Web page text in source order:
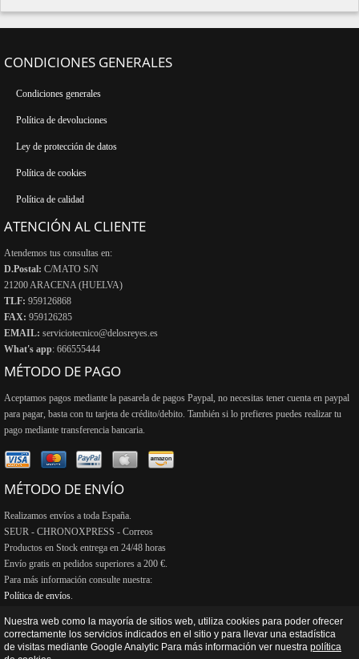
CONDICIONES GENERALES
Condiciones generales
Política de devoluciones
Ley de protección de datos
Política de cookies
Política de calidad
ATENCIÓN AL CLIENTE
Atendemos tus consultas en:
D.Postal: C/MATO S/N
21200 ARACENA (HUELVA)
TLF: 959126868
FAX: 959126285
EMAIL: serviciotecnico@delosreyes.es
What's app: 666555444
MÉTODO DE PAGO
Aceptamos pagos mediante la pasarela de pagos Paypal, no necesitas tener cuenta en paypal
para pagar, basta con tu tarjeta de crédito/debito. También si lo prefieres puedes realizar tu
pago mediante transferencia bancaria.
MÉTODO DE ENVÍO
Realizamos envíos a toda España.
SEUR - CHRONOXPRESS - Correos
Productos en Stock entrega en 24/48 horas
Envío gratis en pedidos superiores a 200 €.
Para más información consulte nuestra:
Política de envíos.
Copyright © 2013 - 2026De Los Reyes Reparaciones y ventas S.L.| Desarrollo web y hosting
Nuestra web como la mayoría de sitios web, utiliza cookies para poder ofrecer
correctamente los servicios indicados en el sitio y para llevar una estadística
de visitas mediante Google Analytic Para más información ver nuestra política